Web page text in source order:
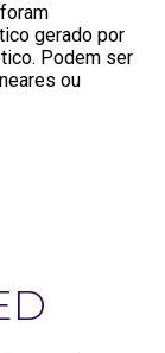
gerado por
Podem ser
ou